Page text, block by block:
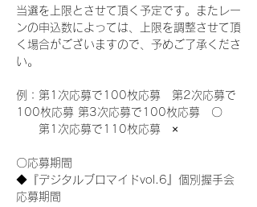
当選を上限とさせて頂く予定です。またレー
ンの申込数によっては、上限を調整させて頂
く場合がございますので、予めご了承くださ
い。
例：第1次応募で100枚応募　第2次応募で
100枚応募 第3次応募で100枚応募　〇
第1次応募で110枚応募　×
〇応募期間
◆『デジタルブロマイドvol.6』個別握手会
応募期間